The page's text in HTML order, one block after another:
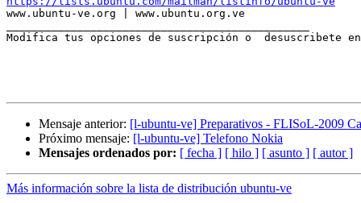
www.ubuntu-ve.org | www.ubuntu.org.ve
Modifica tus opciones de suscripción o  desuscribete
Mensaje anterior: [l-ubuntu-ve] Preparativos - FLISoL-2009
Próximo mensaje: [l-ubuntu-ve] Telefono Nokia
Mensajes ordenados por: [ fecha ] [ hilo ] [ asunto ] [ autor ]
Más información sobre la lista de distribución ubuntu-ve